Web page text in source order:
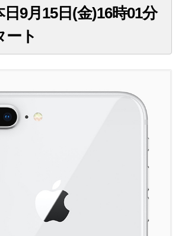
9月15日(金)16時01分
ート